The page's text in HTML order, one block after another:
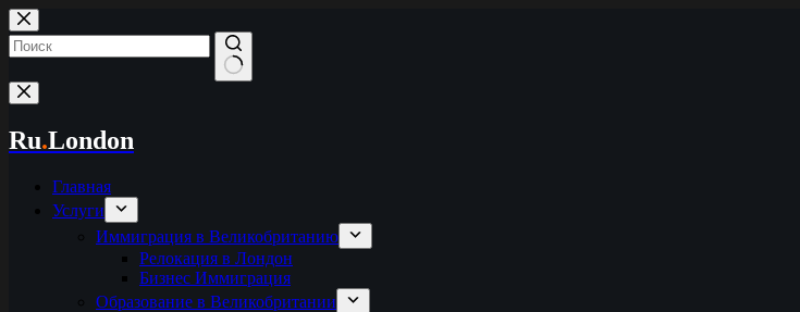
Перейти
к
сути
Ничего
не
найдено
Ru.London
Главная
Услуги
Иммиграция в Великобританию
Релокация в Лондон
Бизнес Иммиграция
Образование в Великобритании